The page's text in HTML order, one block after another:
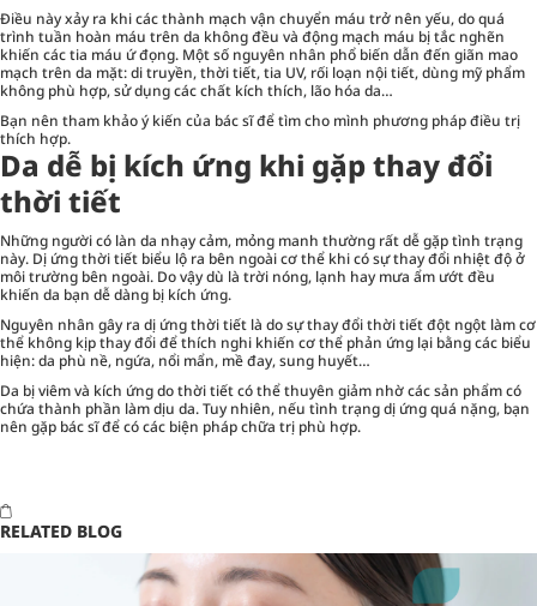
Điều này xảy ra khi các thành mạch vận chuyển máu trở nên yếu, do quá
trình tuần hoàn máu trên da không đều và động mạch máu bị tắc nghẽn
khiến các tia máu ứ đọng. Một số nguyên nhân phổ biến dẫn đến giãn mao
mạch trên da mặt: di truyền, thời tiết, tia UV, rối loạn nội tiết, dùng mỹ phẩm
không phù hợp, sử dụng các chất kích thích, lão hóa da…
Bạn nên tham khảo ý kiến của bác sĩ để tìm cho mình phương pháp điều trị
thích hợp.
Da dễ bị kích ứng khi gặp thay đổi
thời tiết
Những người có làn da nhạy cảm, mỏng manh thường rất dễ gặp tình trạng
này. Dị ứng thời tiết biểu lộ ra bên ngoài cơ thể khi có sự thay đổi nhiệt độ ở
môi trường bên ngoài. Do vậy dù là trời nóng, lạnh hay mưa ẩm ướt đều
khiến da bạn dễ dàng bị kích ứng.
Nguyên nhân gây ra dị ứng thời tiết là do sự thay đổi thời tiết đột ngột làm cơ
thể không kịp thay đổi để thích nghi khiến cơ thể phản ứng lại bằng các biểu
hiện: da phù nề, ngứa, nổi mẩn, mề đay, sung huyết…
Da bị viêm và kích ứng do thời tiết có thể thuyên giảm nhờ các sản phẩm có
chứa thành phần làm dịu da. Tuy nhiên, nếu tình trạng dị ứng quá nặng, bạn
nên gặp bác sĩ để có các biện pháp chữa trị phù hợp.
RELATED BLOG